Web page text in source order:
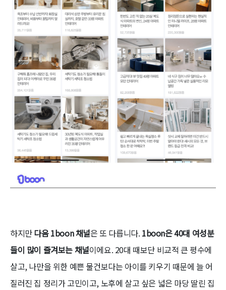
하지만다음 1boon 채널은 또 다릅니다. 1boon은 40대 여성분
들이 많이 즐겨보는 채널이에요. 20대 때보단 비교적 큰 평수에
살고, 나만을 위한 예쁜 물건보다는 아이를 키우기 때문에 늘 어
질러진 집 정리가 고민이고, 노후에 살고 싶은 넓은 마당 딸린 집